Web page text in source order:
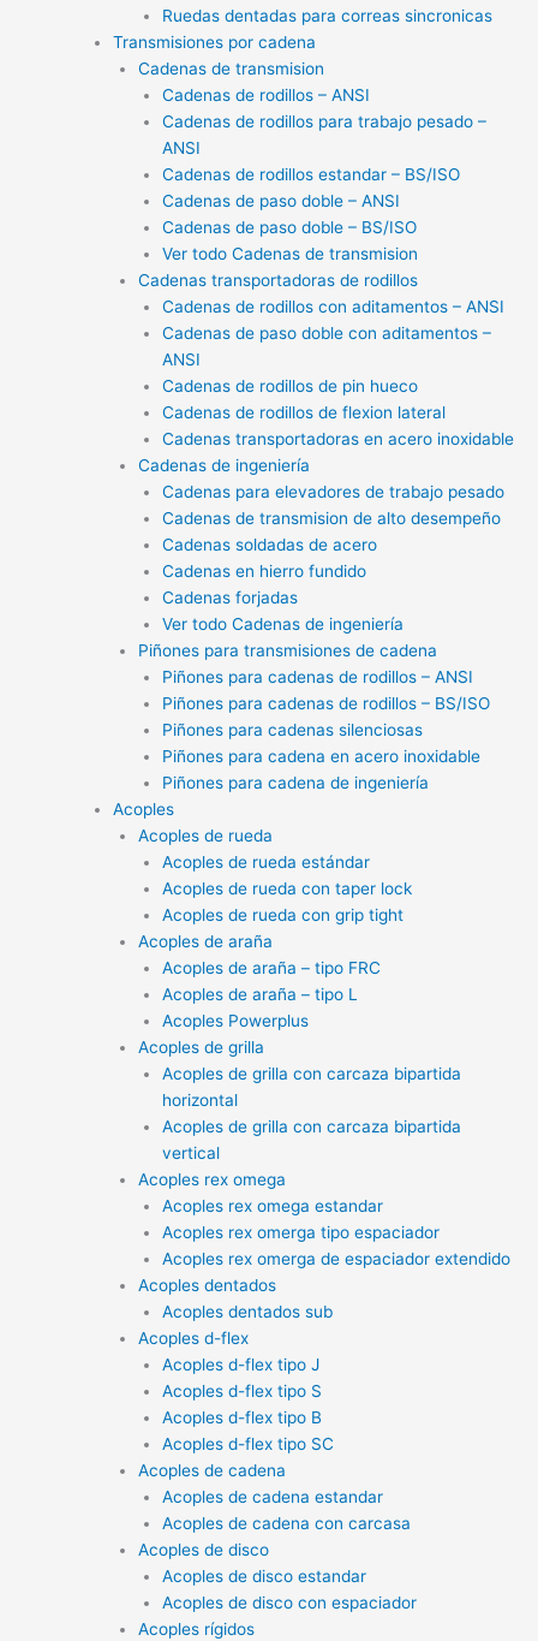
Ruedas dentadas para correas sincronicas
Transmisiones por cadena
Cadenas de transmision
Cadenas de rodillos – ANSI
Cadenas de rodillos para trabajo pesado –
ANSI
Cadenas de rodillos estandar – BS/ISO
Cadenas de paso doble – ANSI
Cadenas de paso doble – BS/ISO
Ver todo Cadenas de transmision
Cadenas transportadoras de rodillos
Cadenas de rodillos con aditamentos – ANSI
Cadenas de paso doble con aditamentos –
ANSI
Cadenas de rodillos de pin hueco
Cadenas de rodillos de flexion lateral
Cadenas transportadoras en acero inoxidable
Cadenas de ingeniería
Cadenas para elevadores de trabajo pesado
Cadenas de transmision de alto desempeño
Cadenas soldadas de acero
Cadenas en hierro fundido
Cadenas forjadas
Ver todo Cadenas de ingeniería
Piñones para transmisiones de cadena
Piñones para cadenas de rodillos – ANSI
Piñones para cadenas de rodillos – BS/ISO
Piñones para cadenas silenciosas
Piñones para cadena en acero inoxidable
Piñones para cadena de ingeniería
Acoples
Acoples de rueda
Acoples de rueda estándar
Acoples de rueda con taper lock
Acoples de rueda con grip tight
Acoples de araña
Acoples de araña – tipo FRC
Acoples de araña – tipo L
Acoples Powerplus
Acoples de grilla
Acoples de grilla con carcaza bipartida
horizontal
Acoples de grilla con carcaza bipartida
vertical
Acoples rex omega
Acoples rex omega estandar
Acoples rex omerga tipo espaciador
Acoples rex omerga de espaciador extendido
Acoples dentados
Acoples dentados sub
Acoples d-flex
Acoples d-flex tipo J
Acoples d-flex tipo S
Acoples d-flex tipo B
Acoples d-flex tipo SC
Acoples de cadena
Acoples de cadena estandar
Acoples de cadena con carcasa
Acoples de disco
Acoples de disco estandar
Acoples de disco con espaciador
Acoples rígidos